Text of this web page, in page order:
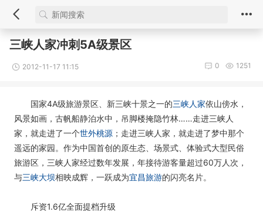
三峡人家冲刺5A级景区
2012-11-17 11:15 1251
0
国家4A级旅游景区、新三峡十景之一的三峡人家依山傍水，
风景如画，古帆船静泊水中，吊脚楼掩隐竹林……走进三峡人
家，就走进了一个世外桃源 ；走进三峡人家，就走进了梦中那个
遥远的家园。作为中国首创的原生态、场景式、体验式大型民俗
旅游区，三峡人家经过数年发展，年接待游客量超过60万人次，
与三峡大坝相映成辉，一跃成为宜昌旅游的闪亮名片。
斥资1.6亿全面提档升级